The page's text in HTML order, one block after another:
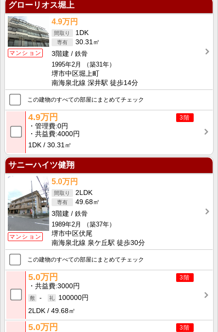
グローリオス堀上
マンション
4.9万円
1DK
30.31㎡
3階建
鉄骨
1995年2月
（築31年）
堺市中区堀上町
南海泉北線 深井駅 徒歩14分
この建物のすべての部屋にまとめてチェック
3階
4.9万円
管理費 0円
共益費 4000円
1DK
30.31㎡
サニーハイツ健翔
マンション
5.0万円
2LDK
49.68㎡
3階建
鉄骨
1989年2月
（築37年）
堺市中区伏尾
南海泉北線 泉ケ丘駅 徒歩30分
この建物のすべての部屋にまとめてチェック
3階
5.0万円
共益費 3000円
-
100000円
2LDK
49.68㎡
3階
5.0万円